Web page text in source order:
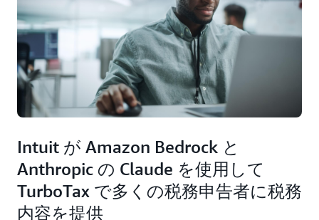
Intuit が Amazon Bedrock と
Anthropic の Claude を使用して
TurboTax で多くの税務申告者に税務
内容を提供